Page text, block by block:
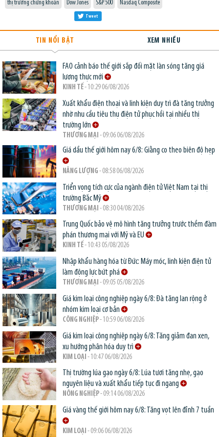
thị trường chứng khoán Dow Jones S&P 500 Nasdaq Composite
Tweet
TIN NỔI BẬT XEM NHIỀU
FAO cảnh báo thế giới sắp đối mặt làn sóng tăng giá
lương thực mới
KINH TẾ- 10:29 06/08/2026
Xuất khẩu điện thoại và linh kiện duy trì đà tăng trưởng
nhờ nhu cầu tiêu thụ điện tử phục hồi tại nhiều thị
trường lớn
THƯƠNG MẠI - 09:06 06/08/2026
Giá dầu thế giới hôm nay 6/8: Giằng co theo biên độ hẹp
NĂNG LƯỢNG - 08:58 06/08/2026
Triển vọng tích cực của ngành điện tử Việt Nam tại thị
trường Bắc Mỹ
THƯƠNG MẠI - 08:30 04/08/2026
Trung Quốc bảo vệ mô hình tăng trưởng trước thềm đàm
phán thương mại với Mỹ và EU
KINH TẾ- 10:43 05/08/2026
Nhập khẩu hàng hóa từ Đức: Máy móc, linh kiện điện tử
làm động lực bứt phá
THƯƠNG MẠI - 09:05 05/08/2026
Giá kim loại công nghiệp ngày 6/8: Đà tăng lan rộng ở
nhóm kim loại cơ bản
CÔNG NGHIỆP- 10:59 06/08/2026
Giá kim loại công nghiệp ngày 6/8: Tăng giảm đan xen,
xu hướng phân hóa duy trì
KIM LOẠI - 10:47 06/08/2026
Thị trường lúa gạo ngày 6/8: Lúa tươi tăng nhẹ, gạo
nguyên liệu và xuất khẩu tiếp tục đi ngang
NÔNG NGHIỆP- 09:14 06/08/2026
Giá vàng thế giới hôm nay 6/8: Tăng vọt lên đỉnh 7 tuần
KIM LOẠI - 09:06 06/08/2026